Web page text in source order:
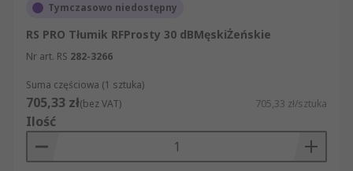
Tymczasowo niedostępny
RS PRO Tłumik RFProsty 30 dBMęskiŻeńskie
Nr art. RS 282-3266
Suma częściowa (1 sztuka)
705,33 zł(bez VAT) 705,33 zł/sztuka
Ilość